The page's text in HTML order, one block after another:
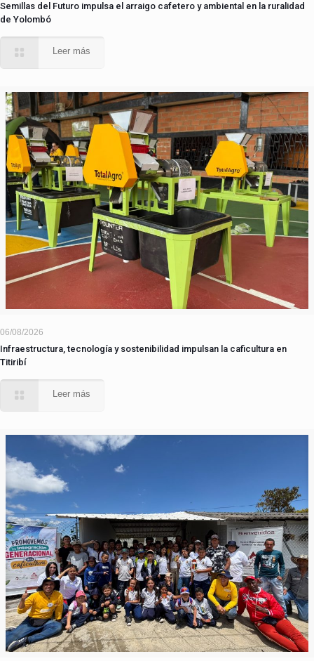
Semillas del Futuro impulsa el arraigo cafetero y ambiental en la ruralidad
de Yolombó
Leer más
06/08/2026
Infraestructura, tecnología y sostenibilidad impulsan la caficultura en
Titiribí
Leer más